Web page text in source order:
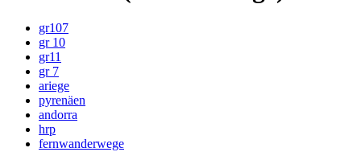
gr107
gr 10
gr11
gr 7
ariege
pyrenäen
andorra
hrp
fernwanderwege